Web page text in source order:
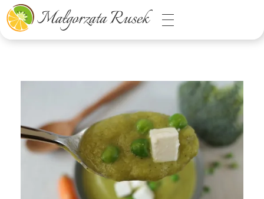
Małgorzata Rusek - dietetyk z pasją
Dietetyka kliniczna & Psychodietetyka